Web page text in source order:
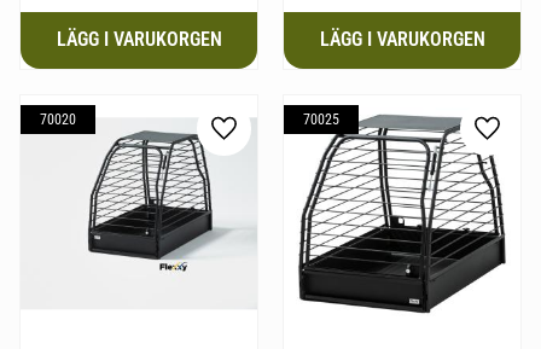
70020
Lägg till i favoriter
70025
Lägg